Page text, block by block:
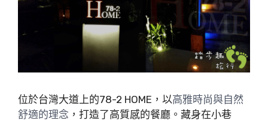
位於台灣大道上的78-2 HOME，以高雅時尚與自然
舒適的理念 ，打造了高質感的餐廳。藏身在小巷